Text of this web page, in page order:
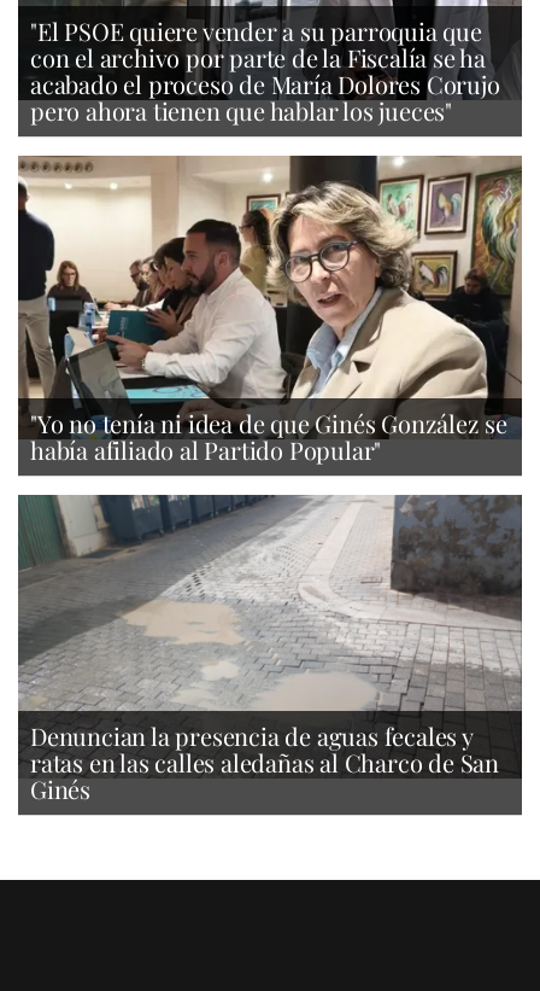
"El PSOE quiere vender a su parroquia que
con el archivo por parte de la Fiscalía se ha
acabado el proceso de María Dolores Corujo
pero ahora tienen que hablar los jueces"
"Yo no tenía ni idea de que Ginés González se
había afiliado al Partido Popular"
Denuncian la presencia de aguas fecales y
ratas en las calles aledañas al Charco de San
Ginés